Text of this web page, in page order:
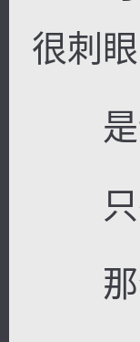
很刺
是
只
那